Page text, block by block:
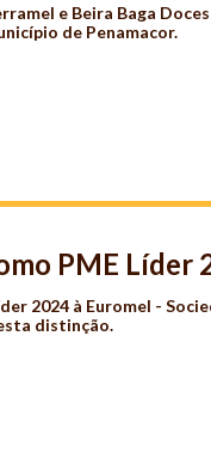
e Beira Baga
de Penamacor.
PME Líder
2024 à Euromel -
distinção.